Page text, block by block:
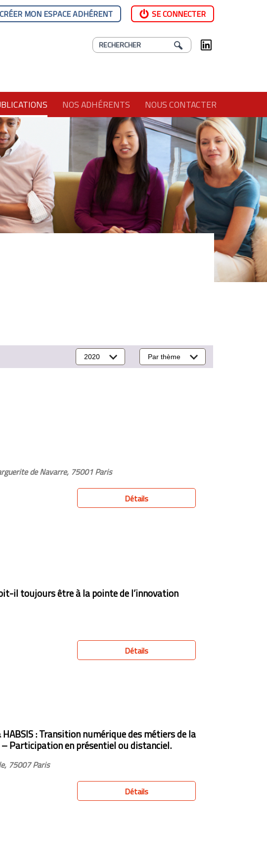
CRÉER MON ESPACE ADHÉRENT SE CONNECTER
NOS ADHÉRENTS NOUS CONTACTER
2020 Par thème
de Navarre, 75001 Paris
Détails
il toujours être à la pointe de l’innovation
Détails
HABSIS : Transition numérique des métiers de la
Participation en présentiel ou distanciel.
75007 Paris
Détails